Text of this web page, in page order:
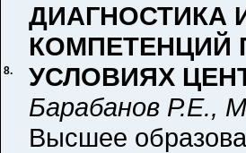
8.
ДИАГНОСТИКА
КОМПЕТЕНЦИЙ
УСЛОВИЯХ
Барабанов Р.Е.,
Высшее